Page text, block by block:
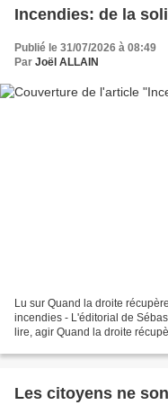
Incendies: de la
Publié le 31/07/2026 à 08:49
Par Joël ALLAIN
Lu sur Quand la droite
incendies - L'éditorial de
lire, agir Quand la droite
Les citoyens ne